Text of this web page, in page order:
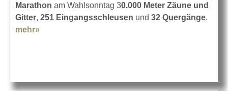
Marathon am Wahlsonntag 30.000 Meter Zäune und
Gitter, 251 Eingangsschleusen und 32 Quergänge.
mehr»